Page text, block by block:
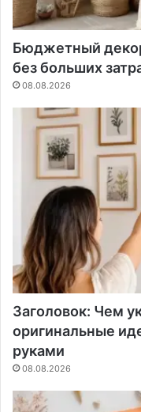
Бюджетный
без больших
08.08.2026
Заголовок: Чем
оригинальные
руками
08.08.2026